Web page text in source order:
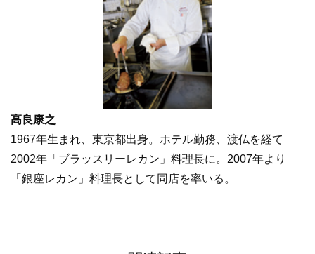
高良康之
1967年生まれ、東京都出身。ホテル勤務、渡仏を経て
2002年「ブラッスリーレカン」料理長に。2007年より
「銀座レカン」料理長として同店を率いる。